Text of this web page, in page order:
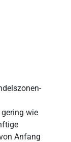
wie
Anfang